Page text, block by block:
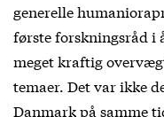
generelle
første forskningsråd i
meget kraftig
temaer. Det var ikke
Danmark på samme